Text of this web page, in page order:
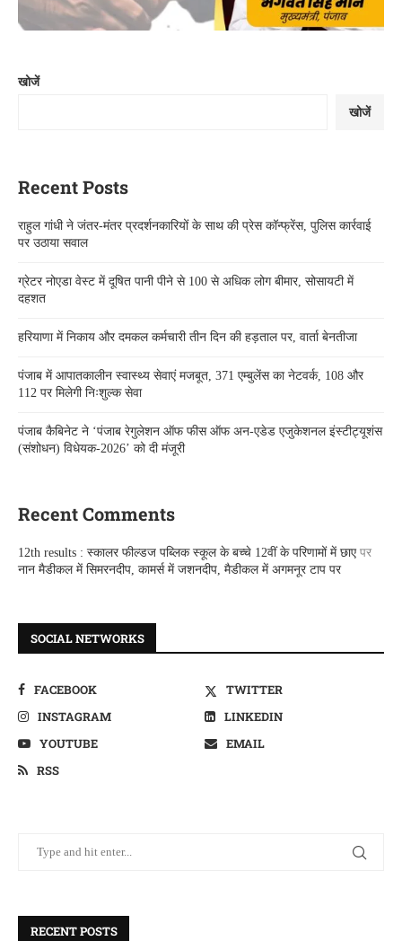
खोजें
खोजें
Recent Posts
राहुल गांधी ने जंतर-मंतर प्रदर्शनकारियों के साथ की प्रेस कॉन्फ्रेंस, पुलिस कार्रवाई
पर उठाया सवाल
ग्रेटर नोएडा वेस्ट में दूषित पानी पीने से 100 से अधिक लोग बीमार, सोसायटी में
दहशत
हरियाणा में निकाय और दमकल कर्मचारी तीन दिन की हड़ताल पर, वार्ता बेनतीजा
पंजाब में आपातकालीन स्वास्थ्य सेवाएं मजबूत, 371 एम्बुलेंस का नेटवर्क, 108 और
112 पर मिलेगी निःशुल्क सेवा
पंजाब कैबिनेट ने ‘पंजाब रेगुलेशन ऑफ फीस ऑफ अन-एडेड एजुकेशनल इंस्टीट्यूशंस
(संशोधन) विधेयक-2026’ को दी मंजूरी
Recent Comments
12th results : स्कालर फील्डज पब्लिक स्कूल के बच्चे 12वीं के परिणामों में छाएपर
नान मैडीकल में सिमरनदीप, कामर्स में जशनदीप, मैडीकल में अगमनूर टाप पर
SOCIAL NETWORKS
FACEBOOK
TWITTER
INSTAGRAM
LINKEDIN
YOUTUBE
EMAIL
RSS
RECENT POSTS